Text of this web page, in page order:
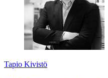
Tapio Kivistö